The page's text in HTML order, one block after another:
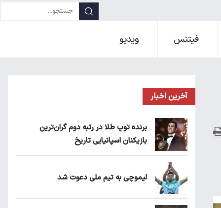
فیتنس ویدیو
آخرین اخبار
برنده توپ طلا در رتبه دوم گران‌ترین
بازیکنان اسپانیایی تاریخ
لیموچی به تیم ملی دعوت شد